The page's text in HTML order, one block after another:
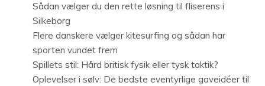
Sådan vælger du den rette løsning til fliserens i
Silkeborg
Flere danskere vælger kitesurfing og sådan har
sporten vundet frem
Spillets stil: Hård britisk fysik eller tysk taktik?
Oplevelser i sølv: De bedste eventyrlige gaveidéer til